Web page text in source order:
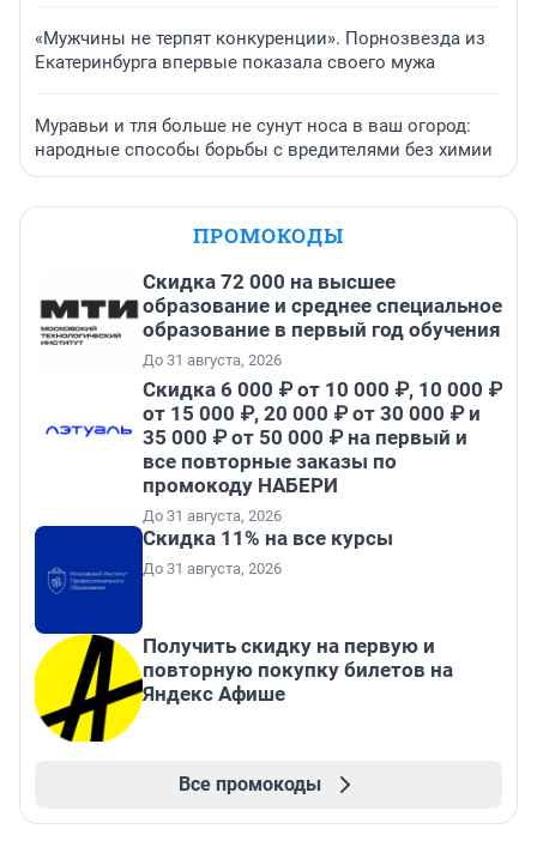
«Мужчины не терпят конкуренции». Порнозвезда из
Екатеринбурга впервые показала своего мужа
Муравьи и тля больше не сунут носа в ваш огород:
народные способы борьбы с вредителями без химии
ПРОМОКОДЫ
Скидка 72 000 на высшее
образование и среднее специальное
образование в первый год обучения
До 31 августа, 2026
Скидка 6 000 ₽ от 10 000 ₽, 10 000 ₽
от 15 000 ₽, 20 000 ₽ от 30 000 ₽ и
35 000 ₽ от 50 000 ₽ на первый и
все повторные заказы по
промокоду НАБЕРИ
До 31 августа, 2026
Скидка 11% на все курсы
До 31 августа, 2026
Получить скидку на первую и
повторную покупку билетов на
Яндекс Афише
Все промокоды